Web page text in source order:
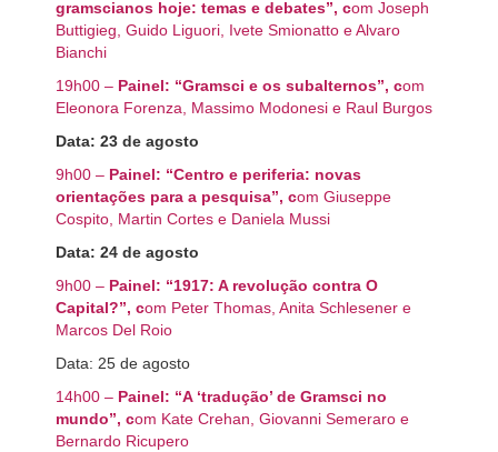
gramscianos hoje: temas e debates”, com Joseph
Buttigieg, Guido Liguori, Ivete Smionatto e Alvaro
Bianchi
19h00 – Painel: “Gramsci e os subalternos”, com
Eleonora Forenza, Massimo Modonesi e Raul Burgos
Data: 23 de agosto
9h00 – Painel: “Centro e periferia: novas
orientações para a pesquisa”, com Giuseppe
Cospito, Martin Cortes e Daniela Mussi
Data: 24 de agosto
9h00 – Painel: “1917: A revolução contra O
Capital?”, com Peter Thomas, Anita Schlesener e
Marcos Del Roio
Data: 25 de agosto
14h00 – Painel: “A ‘tradução’ de Gramsci no
mundo”, com Kate Crehan, Giovanni Semeraro e
Bernardo Ricupero